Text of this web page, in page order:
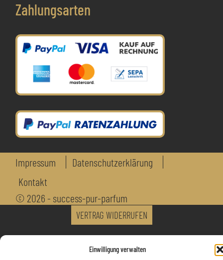
Einwilligung verwalten
Zahlungsarten
Impressum
Datenschutzerklärung
Kontakt
© 2026 - success-pur-parfum
VERTRAG WIDERRUFEN